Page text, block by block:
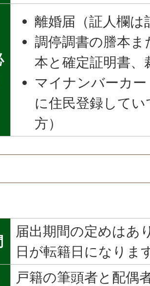
離婚届（証人欄は
調停調書の謄本
本と確定証明書、
マイナンバーカ
に住民登録して
方）
届出期間の定めはあ
日が転籍日になりま
戸籍の筆頭者と配偶